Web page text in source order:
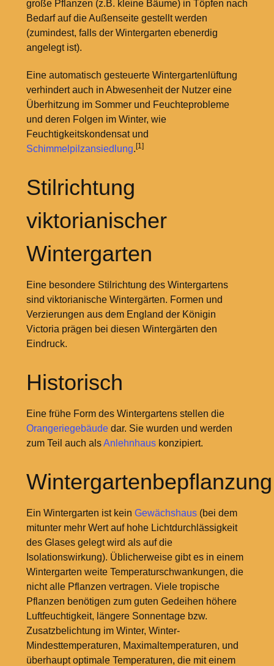
große Pflanzen (z.B. kleine Bäume) in Töpfen nach
Bedarf auf die Außenseite gestellt werden
(zumindest, falls der Wintergarten ebenerdig
angelegt ist).
Eine automatisch gesteuerte Wintergartenlüftung
verhindert auch in Abwesenheit der Nutzer eine
Überhitzung im Sommer und Feuchteprobleme
und deren Folgen im Winter, wie
Feuchtigkeitskondensat und
Schimmelpilzansiedlung.[1]
Stilrichtung
viktorianischer
Wintergarten
Eine besondere Stilrichtung des Wintergartens
sind viktorianische Wintergärten. Formen und
Verzierungen aus dem England der Königin
Victoria prägen bei diesen Wintergärten den
Eindruck.
Historisch
Eine frühe Form des Wintergartens stellen die
Orangeriegebäudedar. Sie wurden und werden
zum Teil auch alsAnlehnhauskonzipiert.
Wintergartenbepflanzung
Ein Wintergarten ist kein Gewächshaus(bei dem
mitunter mehr Wert auf hohe Lichtdurchlässigkeit
des Glases gelegt wird als auf die
Isolationswirkung). Üblicherweise gibt es in einem
Wintergarten weite Temperaturschwankungen, die
nicht alle Pflanzen vertragen. Viele tropische
Pflanzen benötigen zum guten Gedeihen höhere
Luftfeuchtigkeit, längere Sonnentage bzw.
Zusatzbelichtung im Winter, Winter-
Mindesttemperaturen, Maximaltemperaturen, und
überhaupt optimale Temperaturen, die mit einem